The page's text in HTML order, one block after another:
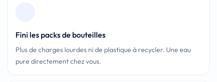
Fini les packs de bouteilles
Plus de charges lourdes ni de plastique à recycler. Une eau
pure directement chez vous.